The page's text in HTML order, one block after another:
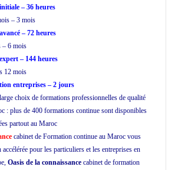
– 36 heures
– 3 mois
avancé – 72 heures
– 6 mois
– 144 heures
12 mois
entreprises – 2 jours
choix de formations professionnelles de qualité
: plus de 400 formations continue sont disponibles
partout au Maroc
cabinet de Formation continue au Maroc vous
pour les particuliers et les entreprises en
Oasis de la connaissance cabinet de formation